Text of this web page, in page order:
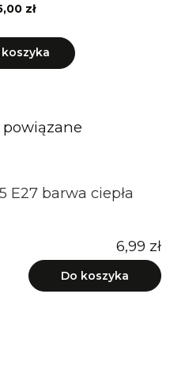
zł
koszyka
E27 barwa ciepła
6,99 zł
Do koszyka